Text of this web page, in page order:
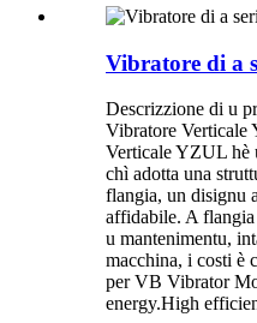
Vibratore di a
Descrizzione di u
Vibratore
Verticale YZUL hè
chì adotta una
flangia, un disignu
affidabile. A
u mantenimentu,
macchina, i costi è
per VB Vibrator
energy.High